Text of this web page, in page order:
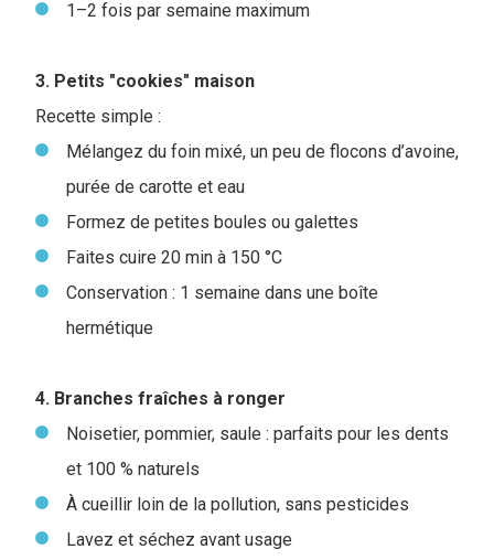
1–2 fois par semaine maximum
3. Petits "cookies" maison
Recette simple :
Mélangez du foin mixé, un peu de flocons d’avoine,
purée de carotte et eau
Formez de petites boules ou galettes
Faites cuire 20 min à 150 °C
Conservation : 1 semaine dans une boîte
hermétique
4. Branches fraîches à ronger
Noisetier, pommier, saule : parfaits pour les dents
et 100 % naturels
À cueillir loin de la pollution, sans pesticides
Lavez et séchez avant usage